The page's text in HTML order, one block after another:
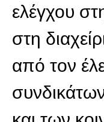
ελέγχου
στη
από τον